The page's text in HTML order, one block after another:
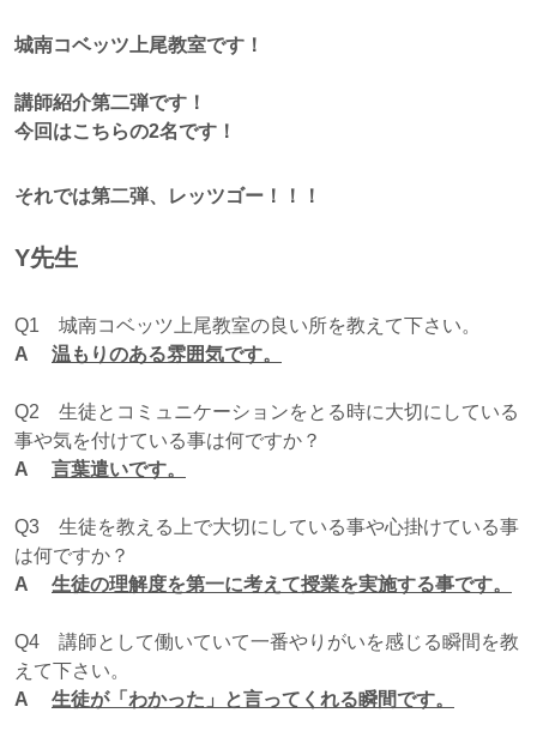
城南コベッツ上尾教室です！
講師紹介第二弾です！
今回はこちらの2名です！
それでは第二弾、レッツゴー！！！
Y先生
Q1 城南コベッツ上尾教室の良い所を教えて下さい。
A 温もりのある雰囲気です。
Q2 生徒とコミュニケーションをとる時に大切にしている
事や気を付けている事は何ですか？
A 言葉遣いです。
Q3 生徒を教える上で大切にしている事や心掛けている事
は何ですか？
A 生徒の理解度を第一に考えて授業を実施する事です。
Q4 講師として働いていて一番やりがいを感じる瞬間を教
えて下さい。
A 生徒が「わかった」と言ってくれる瞬間です。